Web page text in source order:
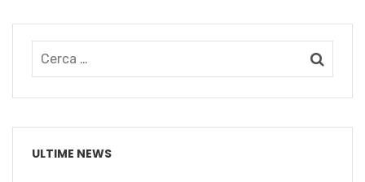
ULTIME NEWS